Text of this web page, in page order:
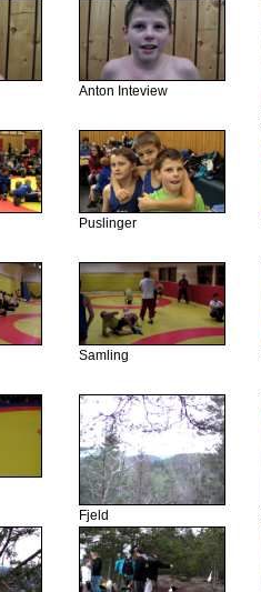
Anton Inteview
Puslinger
Samling
Fjeld